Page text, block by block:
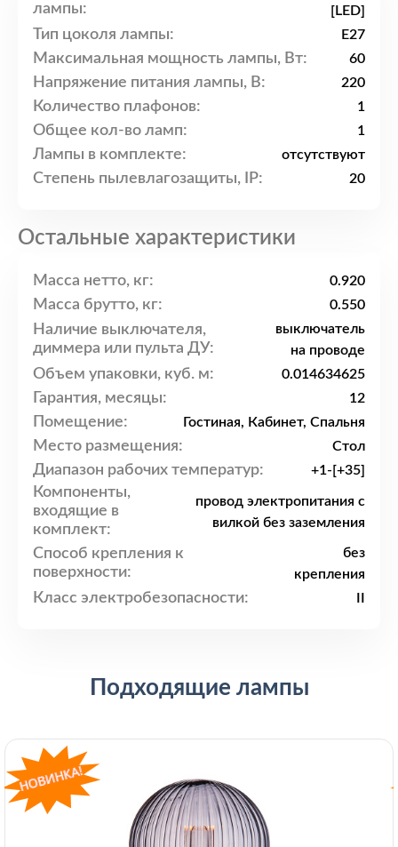
лампы: [LED]
Тип цоколя лампы: E27
Максимальная мощность лампы, Вт: 60
Напряжение питания лампы, В: 220
Количество плафонов: 1
Общее кол-во ламп: 1
Лампы в комплекте: отсутствуют
Степень пылевлагозащиты, IP: 20
Остальные характеристики
Масса нетто, кг: 0.920
Масса брутто, кг: 0.550
Наличие выключателя,
диммера или пульта ДУ:
выключатель
на проводе
Объем упаковки, куб. м: 0.014634625
Гарантия, месяцы: 12
Помещение: Гостиная, Кабинет, Спальня
Место размещения: Стол
Диапазон рабочих температур: +1-[+35]
Компоненты,
входящие в
комплект:
провод электропитания с
вилкой без заземления
Способ крепления к
поверхности:
без
крепления
Класс электробезопасности:
Подходящие лампы